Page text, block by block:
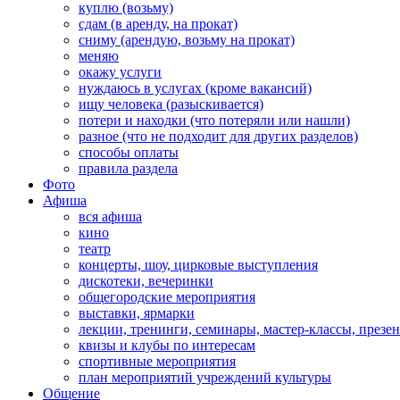
куплю (возьму)
сдам (в аренду, на прокат)
сниму (арендую, возьму на прокат)
меняю
окажу услуги
нуждаюсь в услугах (кроме вакансий)
ищу человека (разыскивается)
потери и находки (что потеряли или нашли)
разное (что не подходит для других разделов)
способы оплаты
правила раздела
Фото
Афиша
вся афиша
кино
театр
концерты, шоу, цирковые выступления
дискотеки, вечеринки
общегородские мероприятия
выставки, ярмарки
лекции, тренинги, семинары, мастер-классы,
квизы и клубы по интересам
спортивные мероприятия
план мероприятий учреждений культуры
Общение